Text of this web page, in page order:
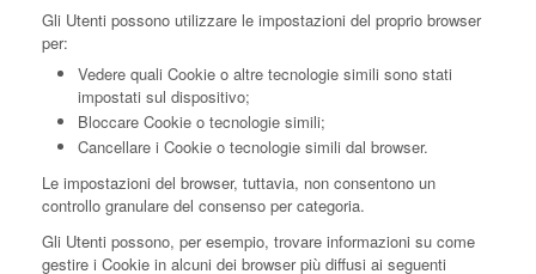
Gli Utenti possono utilizzare le impostazioni del proprio browser
per:
Vedere quali Cookie o altre tecnologie simili sono stati
impostati sul dispositivo;
Bloccare Cookie o tecnologie simili;
Cancellare i Cookie o tecnologie simili dal browser.
Le impostazioni del browser, tuttavia, non consentono un
controllo granulare del consenso per categoria.
Gli Utenti possono, per esempio, trovare informazioni su come
gestire i Cookie in alcuni dei browser più diffusi ai seguenti